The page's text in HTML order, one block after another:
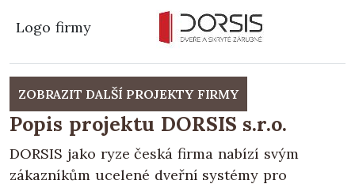
Logo firmy
ZOBRAZIT DALŠÍ PROJEKTY FIRMY
Popis projektu DORSIS s.r.o.
DORSIS jako ryze česká firma nabízí svým
zákazníkům ucelené dveřní systémy pro